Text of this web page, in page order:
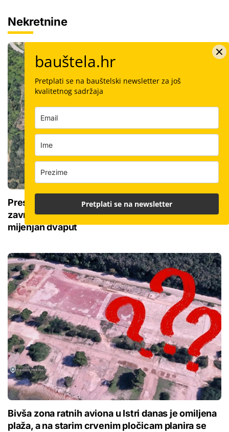
Nekretnine
Presuda 'Statileo protiv Hrvatske': Uskoro
završetak stanova u Sirobujama, ugovor je
mijenjan dvaput
Bivša zona ratnih aviona u Istri danas je omiljena
plaža, a na starim crvenim pločicam planira se
bauštela.hr
Pretplati se na bauštelski newsletter za još
kvalitetnog sadržaja
Pretplati se na newsletter